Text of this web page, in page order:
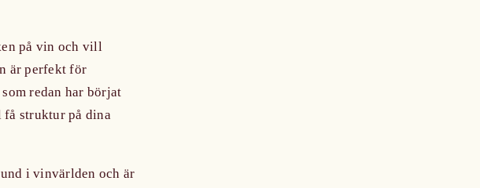
på vin och vill
är perfekt för
redan har börjat
struktur på dina
i vinvärlden och är